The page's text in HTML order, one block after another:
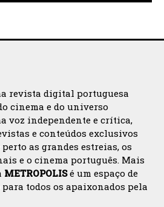
revista digital portuguesa
cinema e do universo
voz independente e crítica,
e conteúdos exclusivos
as grandes estreias, os
e o cinema português. Mais
METROPOLISé um espaço de
para todos os apaixonados pela